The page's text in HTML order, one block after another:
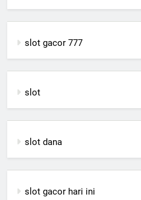
slot gacor 777
slot
slot dana
slot gacor hari ini